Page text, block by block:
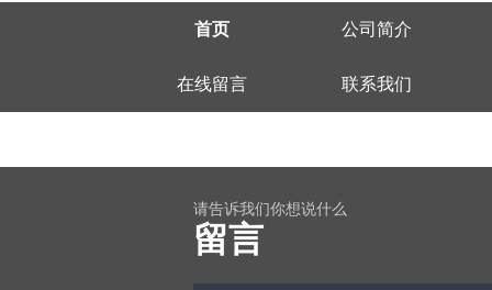
首页 公司简介
在线留言 联系我们
请告诉我们你想说什么
留言